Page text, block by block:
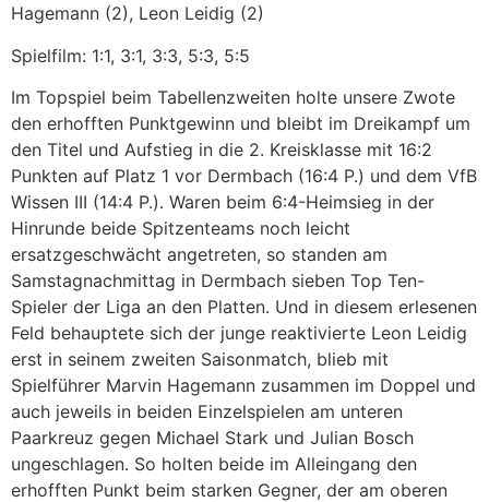
Hagemann (2), Leon Leidig (2)
Spielfilm: 1:1, 3:1, 3:3, 5:3, 5:5
Im Topspiel beim Tabellenzweiten holte unsere Zwote
den erhofften Punktgewinn und bleibt im Dreikampf um
den Titel und Aufstieg in die 2. Kreisklasse mit 16:2
Punkten auf Platz 1 vor Dermbach (16:4 P.) und dem VfB
Wissen III (14:4 P.). Waren beim 6:4-Heimsieg in der
Hinrunde beide Spitzenteams noch leicht
ersatzgeschwächt angetreten, so standen am
Samstagnachmittag in Dermbach sieben Top Ten-
Spieler der Liga an den Platten. Und in diesem erlesenen
Feld behauptete sich der junge reaktivierte Leon Leidig
erst in seinem zweiten Saisonmatch, blieb mit
Spielführer Marvin Hagemann zusammen im Doppel und
auch jeweils in beiden Einzelspielen am unteren
Paarkreuz gegen Michael Stark und Julian Bosch
ungeschlagen. So holten beide im Alleingang den
erhofften Punkt beim starken Gegner, der am oberen